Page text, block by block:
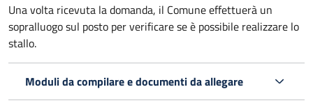
Una volta ricevuta la domanda, il Comune effettuerà un
sopralluogo sul posto per verificare se è possibile realizzare lo
stallo.
Moduli da compilare e documenti da allegare